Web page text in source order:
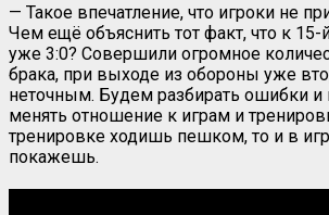
— Такое впечатление, что игроки не
Чем ещё объяснить тот факт, что к 15-
уже 3:0? Совершили огромное
брака, при выходе из обороны уже
неточным. Будем разбирать ошибки и
менять отношение к играм и
тренировке ходишь пешком, то и в
покажешь.